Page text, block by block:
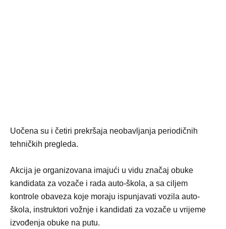
Uočena su i četiri prekršaja neobavljanja periodičnih
tehničkih pregleda.
Akcija je organizovana imajući u vidu značaj obuke
kandidata za vozače i rada auto-škola, a sa ciljem
kontrole obaveza koje moraju ispunjavati vozila auto-
škola, instruktori vožnje i kandidati za vozače u vrijeme
izvođenja obuke na putu.